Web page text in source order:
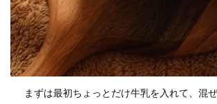
まずは最初ちょっとだけ牛乳を入れて、混